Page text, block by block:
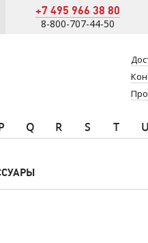
+7 495 966 38 80
8-800-707-44-50
Q R S T U